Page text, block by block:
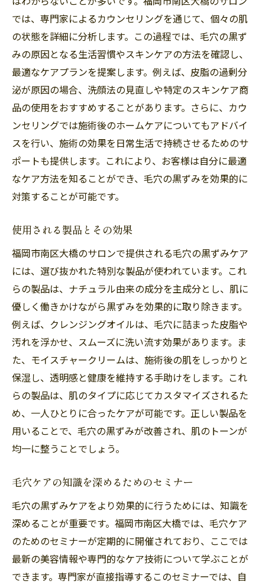
では、専門家によるカウンセリングを通じて、個々の肌
の状態を詳細に分析します。この過程では、毛穴の黒ず
みの原因となる生活習慣やスキンケアの方法を確認し、
最適なケアプランを提案します。例えば、皮脂の過剰分
泌が原因の場合、洗顔法の見直しや特定のスキンケア商
品の使用をおすすめすることがあります。さらに、カウ
ンセリングでは施術後のホームケアについてもアドバイ
スを行い、施術の効果を日常生活で持続させるためのサ
ポートも提供します。これにより、お客様は自分に最適
なケア方法を知ることができ、毛穴の黒ずみを効果的に
対策することが可能です。
使用される製品とその効果
福岡市南区大橋のサロンで提供される毛穴の黒ずみケア
には、選び抜かれた特別な製品が使われています。これ
らの製品は、ナチュラル由来の成分を主成分とし、肌に
優しく働きかけながら黒ずみを効果的に取り除きます。
例えば、クレンジングオイルは、毛穴に詰まった皮脂や
汚れを浮かせ、スムーズに洗い流す効果があります。ま
た、モイスチャークリームは、施術後の肌をしっかりと
保湿し、透明感と健康を維持する手助けをします。これ
らの製品は、肌のタイプに応じてカスタマイズされるた
め、一人ひとりに合ったケアが可能です。正しい製品を
用いることで、毛穴の黒ずみが改善され、肌のトーンが
均一に整うことでしょう。
毛穴ケアの知識を深めるためのセミナー
毛穴の黒ずみケアをより効果的に行うためには、知識を
深めることが重要です。福岡市南区大橋では、毛穴ケア
のためのセミナーが定期的に開催されており、ここでは
最新の美容情報や専門的なケア技術について学ぶことが
できます。専門家が直接指導するこのセミナーでは、自